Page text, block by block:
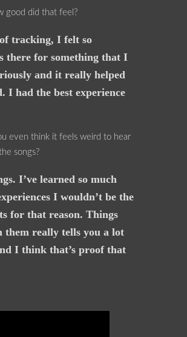
good did that feel?
tracking, I felt so
there for something that I
and it really helped
I had the best experience
even think it feels weird to hear
songs?
I’ve learned so much
I wouldn’t be the
for that reason. Things
them really tells you a lot
I think that’s proof that